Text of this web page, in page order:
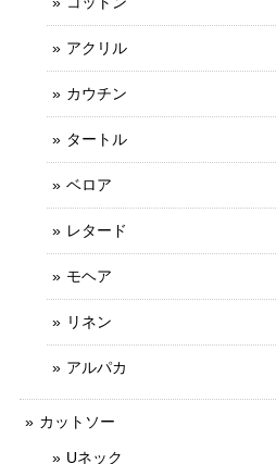
アクリル
カウチン
タートル
ベロア
レタード
モヘア
リネン
アルパカ
カットソー
Uネック